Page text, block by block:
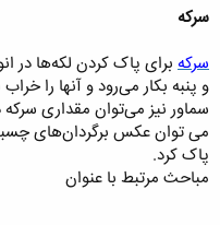
سرکه
سرکهبرای پاک کردن لکه‌ها در
و پنبه بکار می‌رود و آنها را
سماور نیز می‌توان مقداری
می توان عکس برگردان‌های
پاک کرد.
مباحث مرتبط با عنوان